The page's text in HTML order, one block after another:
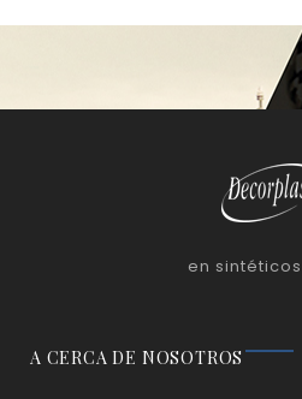
en
A CERCA DE NOSOTROS